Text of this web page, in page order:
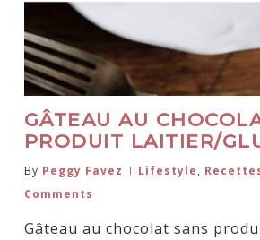
GÂTEAU AU
PRODUIT LAITIER/
By Peggy Favez Lifestyle,
Comments
Gâteau au chocolat sans